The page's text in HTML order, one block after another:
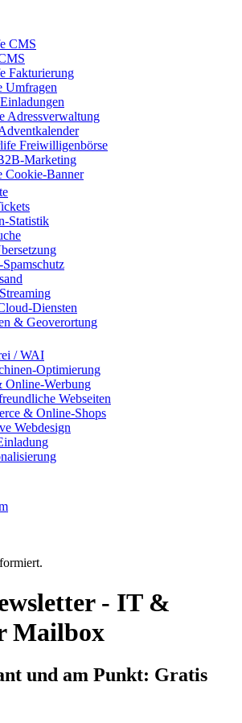
CMS
Fakturierung
Umfragen
Adressverwaltung
Freiwilligenbörse
Marketing
Cookie-Banner
Statistik
Diensten
& Geoverortung
/ WAI
Optimierung
Online-Werbung
Webseiten
& Online-Shops
Webdesign
- IT &
Mailbox
und am Punkt: Gratis